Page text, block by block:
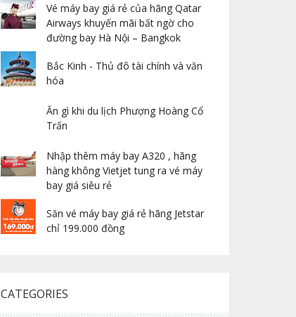
Vé máy bay giá rẻ của hãng Qatar
Airways khuyến mãi bất ngờ cho
đường bay Hà Nội – Bangkok
Bắc Kinh - Thủ đô tài chính và văn
hóa
Ăn gì khi du lịch Phượng Hoàng Cổ
Trấn
Nhập thêm máy bay A320 , hãng
hàng không Vietjet tung ra vé máy
bay giá siêu rẻ
Săn vé máy bay giá rẻ hãng Jetstar
chỉ 199.000 đồng
CATEGORIES